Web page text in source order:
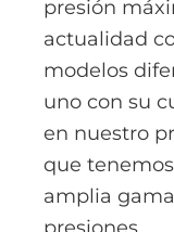
presión
actualidad
modelos
uno con su
en nuestro
que
amplia